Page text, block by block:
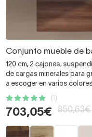
Conjunto mueble de
120 cm, 2 cajones,
de cargas minerales para
a escoger en varios colores
(1)
703,05€ 850,63€